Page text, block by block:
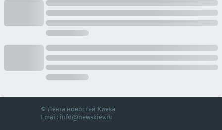
© Лента новостей Киева
Email: info@newskiev.ru